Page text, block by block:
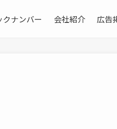
クナンバー 会社紹介 広告